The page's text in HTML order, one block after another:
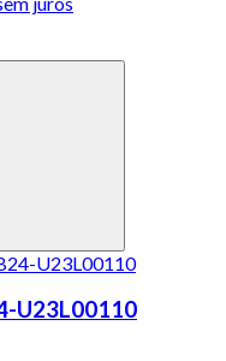
U23L00110